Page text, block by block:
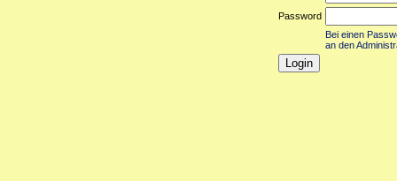
Password
Bei einen
an den